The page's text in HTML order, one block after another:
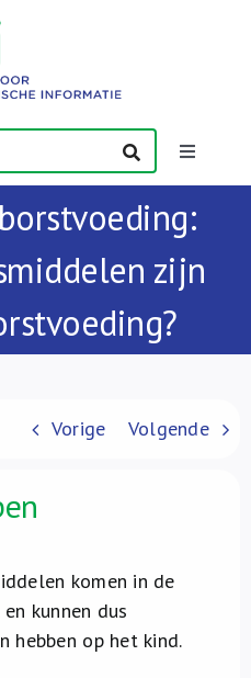
Toggle
zijn
Vorige Volgende
komen in de
kunnen dus
hebben op het kind.